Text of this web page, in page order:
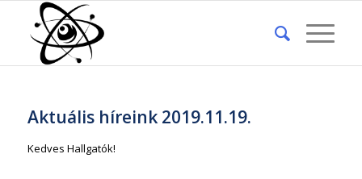
Aktuális híreink 2019.11.19.
Kedves Hallgatók!